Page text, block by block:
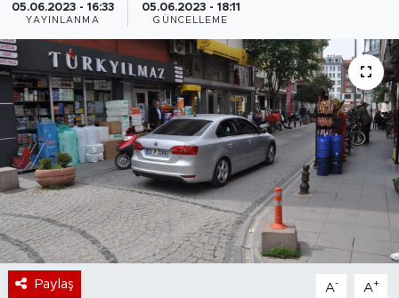
05.06.2023 - 16:33
YAYINLANMA
05.06.2023 - 18:11
GÜNCELLEME
Paylaş A- A+
Sanat
Bölge
Teknoloji
Magazin
Dünya
Sektör